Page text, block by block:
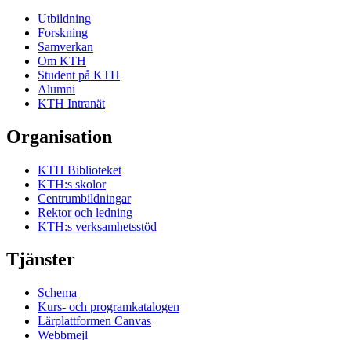
Utbildning
Forskning
Samverkan
Om KTH
Student på KTH
Alumni
KTH Intranät
Organisation
KTH Biblioteket
KTH:s skolor
Centrumbildningar
Rektor och ledning
KTH:s verksamhetsstöd
Tjänster
Schema
Kurs- och programkatalogen
Lärplattformen Canvas
Webbmejl